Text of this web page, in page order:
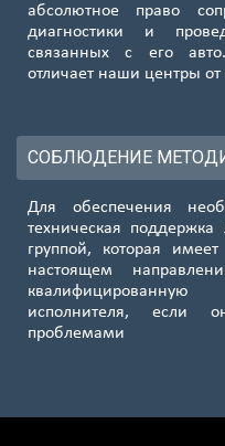
абсолютное право
диагностики и
связанных с его
отличает наши центры от
СОБЛЮДЕНИЕ
Для обеспечения
техническая
группой, которая
настоящем
исполнителя, если
проблемами